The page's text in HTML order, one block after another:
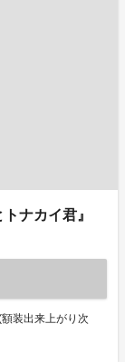
ナカイ君』
装出来上がり次